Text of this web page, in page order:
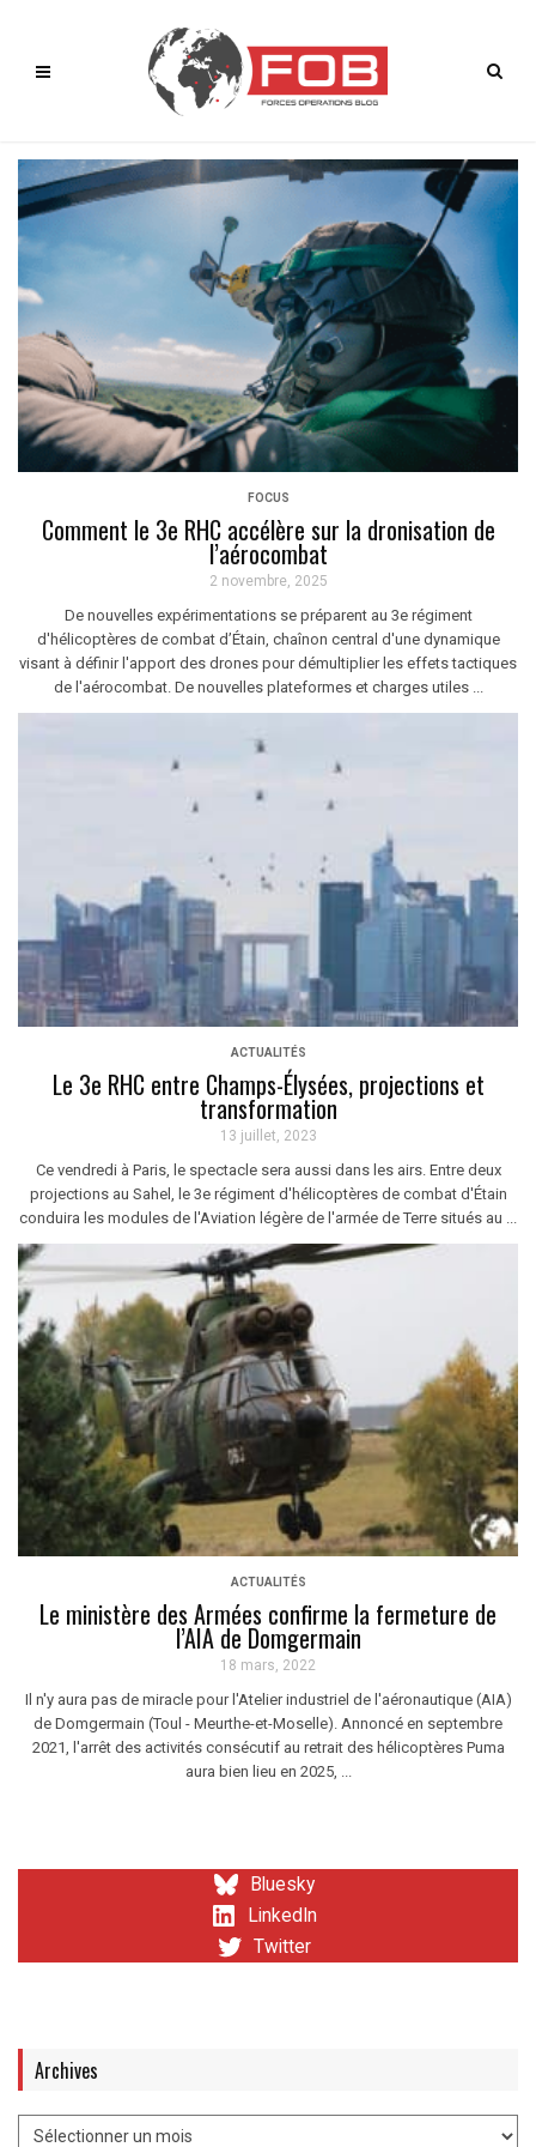
FOCUS
Comment le 3e RHC accélère sur la dronisation de
l’aérocombat
2 novembre, 2025
De nouvelles expérimentations se préparent au 3e régiment
d'hélicoptères de combat d’Étain, chaînon central d'une dynamique
visant à définir l'apport des drones pour démultiplier les effets tactiques
de l'aérocombat. De nouvelles plateformes et charges utiles ...
ACTUALITÉS
Le 3e RHC entre Champs-Élysées, projections et
transformation
13 juillet, 2023
Ce vendredi à Paris, le spectacle sera aussi dans les airs. Entre deux
projections au Sahel, le 3e régiment d'hélicoptères de combat d'Étain
conduira les modules de l'Aviation légère de l'armée de Terre situés au ...
ACTUALITÉS
Le ministère des Armées confirme la fermeture de
l’AIA de Domgermain
18 mars, 2022
Il n'y aura pas de miracle pour l'Atelier industriel de l'aéronautique (AIA)
de Domgermain (Toul - Meurthe-et-Moselle). Annoncé en septembre
2021, l'arrêt des activités consécutif au retrait des hélicoptères Puma
aura bien lieu en 2025, ...
Bluesky
LinkedIn
Twitter
Archives